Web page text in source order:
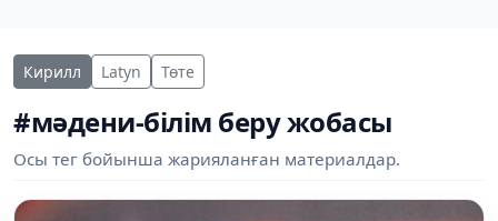
Кирилл Latyn Төте
#мәдени-білім беру жобасы
Осы тег бойынша жарияланған материалдар.